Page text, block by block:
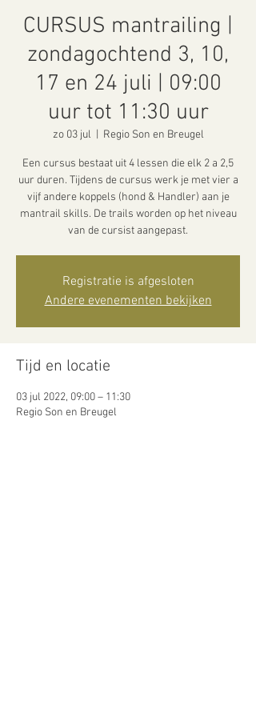
CURSUS mantrailing |
zondagochtend 3, 10,
17 en 24 juli | 09:00
uur tot 11:30 uur
zo 03 jul Regio Son en Breugel
Een cursus bestaat uit 4 lessen die elk 2 a 2,5
uur duren. Tijdens de cursus werk je met vier a
vijf andere koppels (hond & Handler) aan je
mantrail skills. De trails worden op het niveau
van de cursist aangepast.
Registratie is afgesloten
Andere evenementen bekijken
Tijd en locatie
03 jul 2022, 09:00 – 11:30
Regio Son en Breugel